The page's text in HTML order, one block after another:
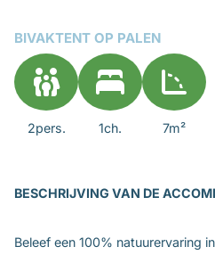
BIVAKTENT OP PALEN
2pers. 1ch. 7m²
BESCHRIJVING VAN DE
Beleef een 100% natuurervaring